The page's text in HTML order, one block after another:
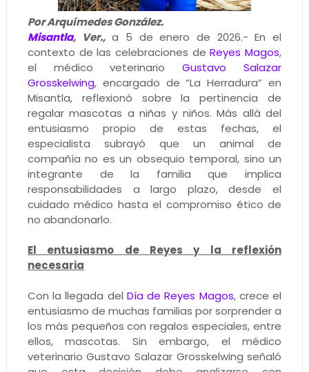
Por Arquímedes González.
Misantla, Ver.,a 5 de enero de 2026.- En el
contexto de las celebraciones deReyes Magos,
el médico veterinarioGustavo Salazar
Grosskelwing, encargado de “La Herradura” en
Misantla, reflexionó sobre la pertinencia de
regalar mascotas a niñas y niños. Más allá del
entusiasmo propio de estas fechas, el
especialista subrayó que un animal de
compañía no es un obsequio temporal, sino un
integrante de la familia que implica
responsabilidades a largo plazo, desde el
cuidado médico hasta el compromiso ético de
no abandonarlo.
El entusiasmo de Reyes y la reflexión
necesaria
Con la llegada del Día de Reyes Magos, crece el
entusiasmo de muchas familias por sorprender a
los más pequeños con regalos especiales, entre
ellos, mascotas. Sin embargo, el médico
veterinario Gustavo Salazar Grosskelwing señaló